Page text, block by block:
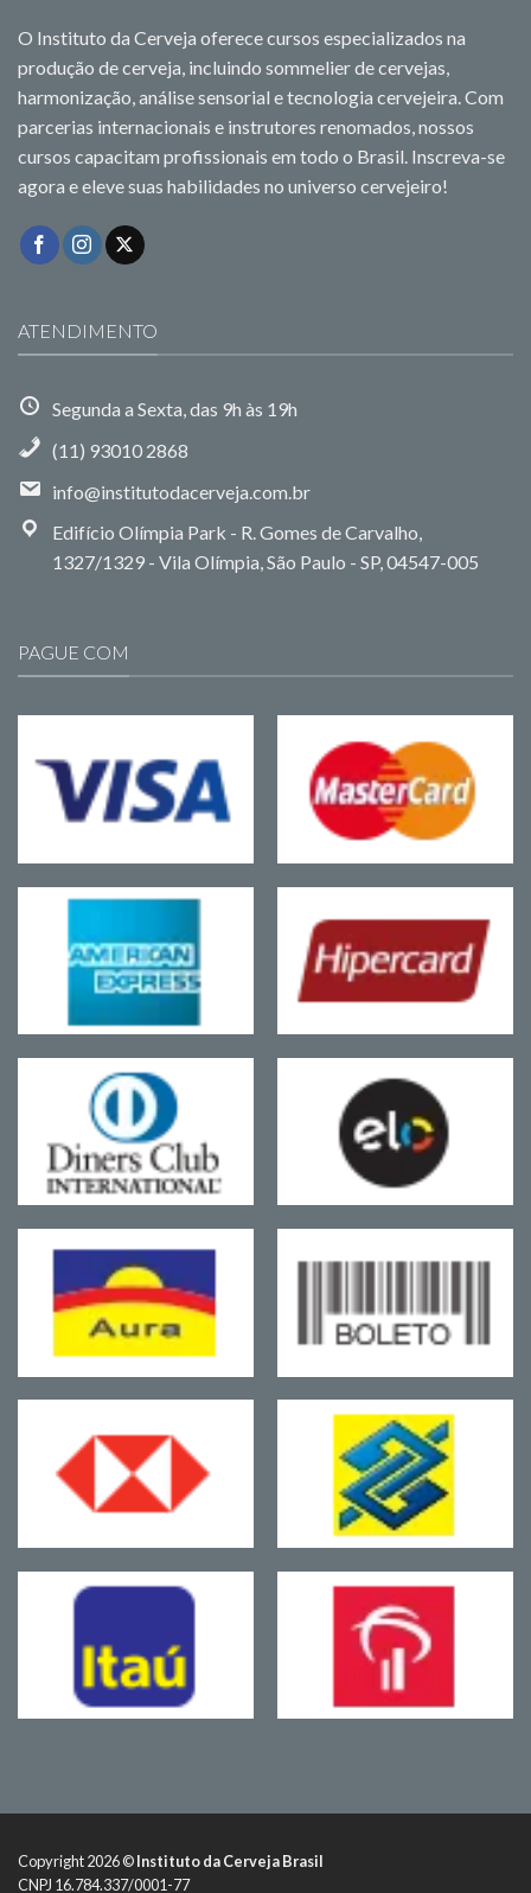
O Instituto da Cerveja oferece cursos especializados na
produção de cerveja, incluindo sommelier de cervejas,
harmonização, análise sensorial e tecnologia cervejeira. Com
parcerias internacionais e instrutores renomados, nossos
cursos capacitam profissionais em todo o Brasil. Inscreva-se
agora e eleve suas habilidades no universo cervejeiro!
ATENDIMENTO
Segunda a Sexta, das 9h às 19h
(11) 93010 2868
info@institutodacerveja.com.br
Edifício Olímpia Park - R. Gomes de Carvalho,
1327/1329 - Vila Olímpia, São Paulo - SP, 04547-005
PAGUE COM
Copyright 2026 ©Instituto da Cerveja Brasil
CNPJ 16.784.337/0001-77